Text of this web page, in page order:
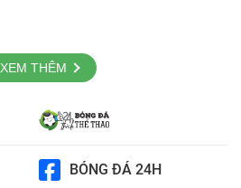
XEM THÊM
BÓNG ĐÁ 24H